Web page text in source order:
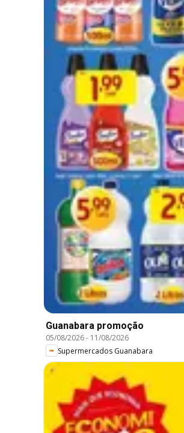
Guanabara promoção
05/08/2026- 11/08/2026
Supermercados Guanabara